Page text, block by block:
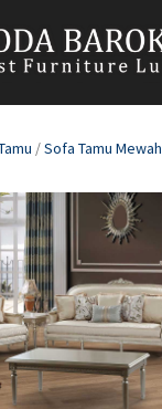
/Sofa Tamu Mewah